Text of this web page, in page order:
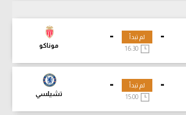
-
-
موناكو
لم تبدأ
-
-
تشيلسي
لم تبدأ
15:00